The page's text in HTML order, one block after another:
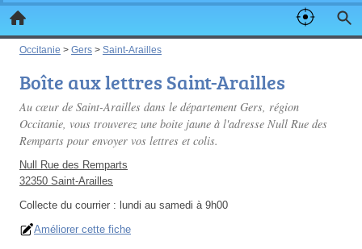
Occitanie > Gers > Saint-Arailles
Boîte aux lettres Saint-Arailles
Au cœur de Saint-Arailles dans le département Gers, région
Occitanie, vous trouverez une boite jaune à l'adresse Null Rue des
Remparts pour envoyer vos lettres et colis.
Null Rue des Remparts
32350 Saint-Arailles
Collecte du courrier : lundi au samedi à 9h00
Améliorer cette fiche